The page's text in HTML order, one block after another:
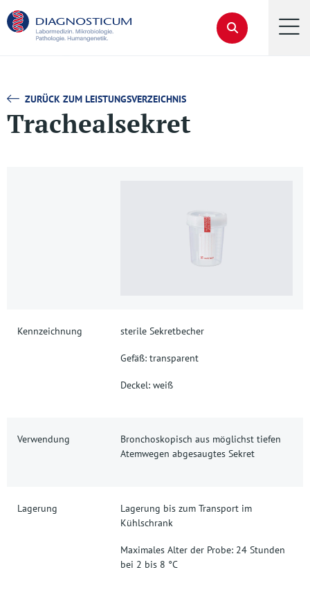
ZURÜCK ZUM LEISTUNGSVERZEICHNIS
Trachealsekret
Kennzeichnung sterile Sekretbecher
Gefäß: transparent
Deckel: weiß
Verwendung
Bronchoskopisch aus möglichst tiefen
Atemwegen abgesaugtes Sekret
Lagerung
Lagerung bis zum Transport im
Kühlschrank
Maximales Alter der Probe: 24 Stunden
bei 2 bis 8 °C